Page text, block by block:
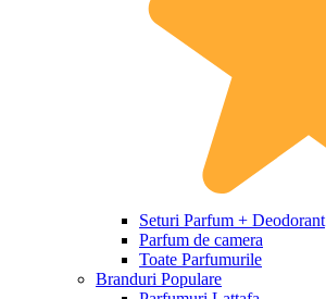
Seturi Parfum + Deodorant
Parfum de camera
Toate Parfumurile
Branduri Populare